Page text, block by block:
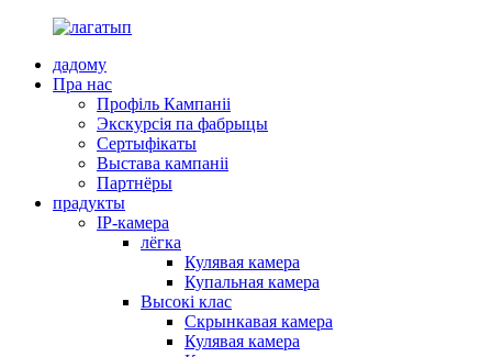
дадому
Пра нас
Профіль Кампаніі
Экскурсія па фабрыцы
Сертыфікаты
Выстава кампаніі
Партнёры
прадукты
IP-камера
лёгка
Кулявая камера
Купальная камера
Высокі клас
Скрынкавая камера
Кулявая камера